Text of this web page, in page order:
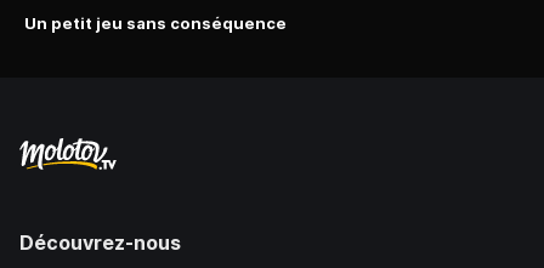
Un petit jeu sans conséquence
Découvrez-nous